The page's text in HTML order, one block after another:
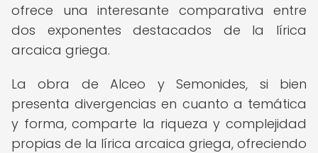
ofrece una interesante comparativa entre
dos exponentes destacados de la lírica
arcaica griega.
La obra de Alceo y Semonides, si bien
presenta divergencias en cuanto a temática
y forma, comparte la riqueza y complejidad
propias de la lírica arcaica griega, ofreciendo